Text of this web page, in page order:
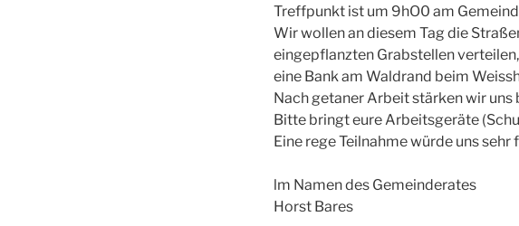
Treffpunkt ist um 9hO0 am
Wir wollen an diesem Tag die
eingepflanzten Grabstellen
eine Bank am Waldrand beim
Nach getaner Arbeit stärken wir
Bitte bringt eure Arbeitsgeräte
Eine rege Teilnahme würde uns sehr
lm Namen des Gemeinderates
Horst Bares